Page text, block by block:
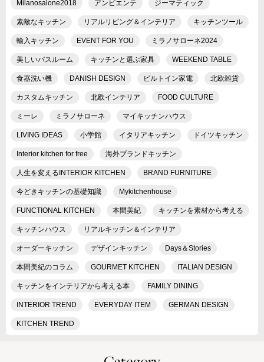
Milanosalone2018 アンビエンテ ジーマティック
素敵なキッチン リアルリビング＆インテリア キッチンツール
輸入キッチン EVENT FOR YOU ミラノサローネ2024
美しいバスルーム キッチンと選ぶ家具 WEEKEND TABLE
食器洗い機 DANISH DESIGN ビルトイン家電 北欧雑貨
カスタムキッチン 北欧インテリア FOOD CULTURE
ミーレ ミラノサローネ マイキッチンハウス
LIVING IDEAS 小学館 イタリアキッチン ドイツキッチン
Interior kitchen for free 海外ブランドキッチン
人生を変えるINTERIOR KITCHEN BRAND FURNITURE
今どきキッチンの基礎知識 Mykitchenhouse
FUNCTIONAL KITCHEN 本間美紀 キッチンを素材から考える
キッチンハウス リアルキッチン＆インテリア
オーダーキッチン デザインキッチン Days＆Stories
本間美紀のコラム GOURMET KITCHEN ITALIAN DESIGN
キッチンをインテリアから考える本 FAMILY DINING
INTERIOR TREND EVERYDAY ITEM GERMAN DESIGN
KITCHEN TREND